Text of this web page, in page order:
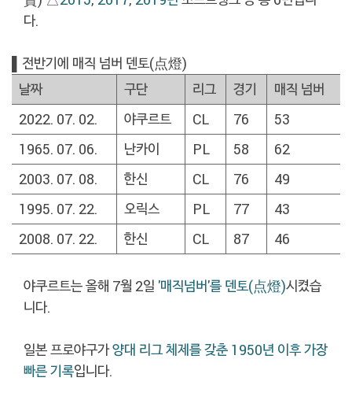
다.
▌전반기에 매직 넘버 덴토(点燈)
날짜
구단 리그 경기
매직 넘버
2022. 07. 02.
야쿠르트 CL 76
53
1965. 07. 06.
난카이 PL 58
62
2003. 07. 08.
한신 CL 76
49
1995. 07. 22.
오릭스 PL 77
43
2008. 07. 22.
한신 CL 87 46
야쿠르트는 올해 7월 2일 '매직넘버'를 덴토(点燈)시켰습
니다.
일본 프로야구가양대 리그 체제를 갖춘 1950년 이후 가장
빠른 기록입니다.